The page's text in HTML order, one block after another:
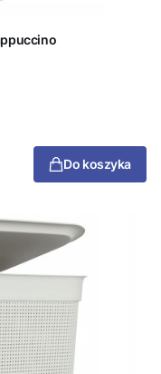
Do koszyka